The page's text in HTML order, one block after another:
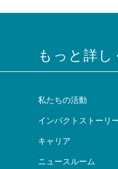
もっと詳し
私たちの活動
インパクトストーリ
キャリア
ニュースルーム